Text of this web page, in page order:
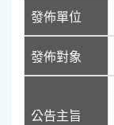
發佈單位
發佈對象
公告主旨